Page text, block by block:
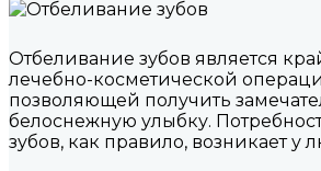
Отбеливание зубов является
лечебно-косметической
позволяющей получить
белоснежную улыбку.
зубов, как правило, возникает у